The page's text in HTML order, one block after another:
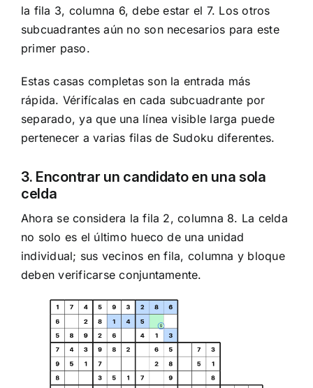
la fila 3, columna 6, debe estar el 7. Los otros
subcuadrantes aún no son necesarios para este
primer paso.
Estas casas completas son la entrada más
rápida. Vérifícalas en cada subcuadrante por
separado, ya que una línea visible larga puede
pertenecer a varias filas de Sudoku diferentes.
3. Encontrar un candidato en una sola
celda
Ahora se considera la fila 2, columna 8. La celda
no solo es el último hueco de una unidad
individual; sus vecinos en fila, columna y bloque
deben verificarse conjuntamente.